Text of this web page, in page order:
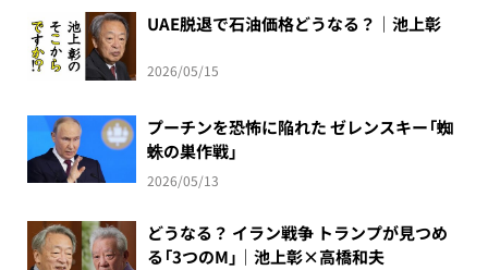
UAE脱退で石油価格どうなる？｜池上彰
2026/05/15
プーチンを恐怖に陥れた ゼレンスキー「蜘
蛛の巣作戦」
2026/05/13
どうなる？ イラン戦争 トランプが見つめ
る「3つのM」｜池上彰×高橋和夫